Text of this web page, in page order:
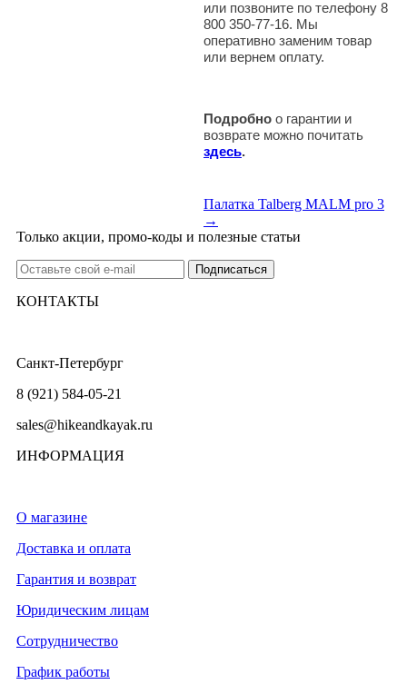
или позвоните по телефону 8
800 350-77-16. Мы
оперативно заменим товар
или вернем оплату.
Подробно о гарантии и
возврате можно почитать
здесь.
Палатка Talberg MALM pro 3
→
Только акции, промо-коды и полезные статьи
КОНТАКТЫ
Санкт-Петербург
8 (921) 584-05-21
sales@hikeandkayak.ru
ИНФОРМАЦИЯ
О магазине
Доставка и оплата
Гарантия и возврат
Юридическим лицам
Сотрудничество
График работы